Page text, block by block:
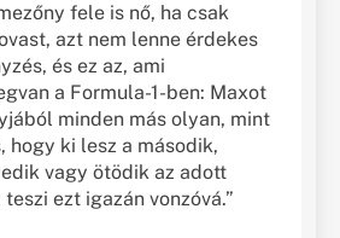
fele is nő, ha csak
azt nem lenne érdekes
és ez az, ami
a Formula-1-ben: Maxot
minden más olyan, mint
hogy ki lesz a második,
vagy ötödik az adott
ezt igazán vonzóvá.”